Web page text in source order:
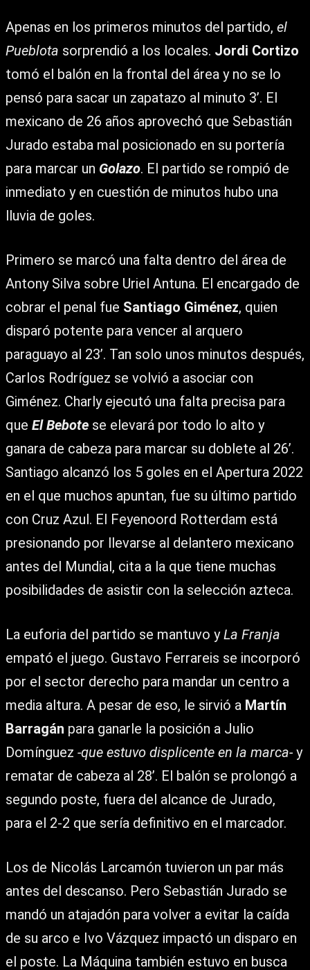
Apenas en los primeros minutos del partido, el
Pueblota sorprendió a los locales. Jordi Cortizo
tomó el balón en la frontal del área y no se lo
pensó para sacar un zapatazo al minuto 3’. El
mexicano de 26 años aprovechó que Sebastián
Jurado estaba mal posicionado en su portería
para marcar un Golazo. El partido se rompió de
inmediato y en cuestión de minutos hubo una
lluvia de goles.
Primero se marcó una falta dentro del área de
Antony Silva sobre Uriel Antuna. El encargado de
cobrar el penal fue Santiago Giménez, quien
disparó potente para vencer al arquero
paraguayo al 23’. Tan solo unos minutos después,
Carlos Rodríguez se volvió a asociar con
Giménez. Charly ejecutó una falta precisa para
que El Bebote se elevará por todo lo alto y
ganara de cabeza para marcar su doblete al 26’.
Santiago alcanzó los 5 goles en el Apertura 2022
en el que muchos apuntan, fue su último partido
con Cruz Azul. El Feyenoord Rotterdam está
presionando por llevarse al delantero mexicano
antes del Mundial, cita a la que tiene muchas
posibilidades de asistir con la selección azteca.
La euforia del partido se mantuvo yLa Franja
empató el juego. Gustavo Ferrareis se incorporó
por el sector derecho para mandar un centro a
media altura. A pesar de eso, le sirvió a Martín
Barragán para ganarle la posición a Julio
Domínguez -que estuvo displicente en la marca- y
rematar de cabeza al 28’. El balón se prolongó a
segundo poste, fuera del alcance de Jurado,
para el 2-2 que sería definitivo en el marcador.
Los de Nicolás Larcamón tuvieron un par más
antes del descanso. Pero Sebastián Jurado se
mandó un atajadón para volver a evitar la caída
de su arco e Ivo Vázquez impactó un disparo en
el poste. La Máquina también estuvo en busca